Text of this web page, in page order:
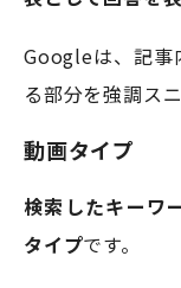
Googleは、記事
る部分を強調ス
動画タイプ
検索したキーワ
タイプです。